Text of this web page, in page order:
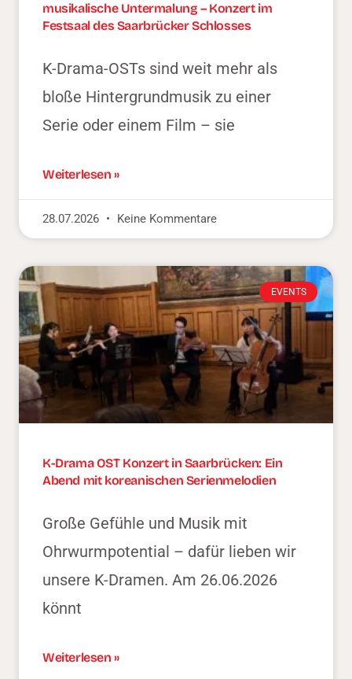
musikalische Untermalung – Konzert im
Festsaal des Saarbrücker Schlosses
K-Drama-OSTs sind weit mehr als
bloße Hintergrundmusik zu einer
Serie oder einem Film – sie
Weiterlesen »
28.07.2026 Keine Kommentare
EVENTS
K-Drama OST Konzert in Saarbrücken: Ein
Abend mit koreanischen Serienmelodien
Große Gefühle und Musik mit
Ohrwurmpotential – dafür lieben wir
unsere K-Dramen. Am 26.06.2026
könnt
Weiterlesen »